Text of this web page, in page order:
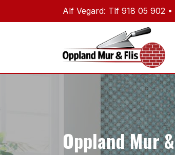
Alf Vegard: Tlf 918 05 902‬
Oppland Mur